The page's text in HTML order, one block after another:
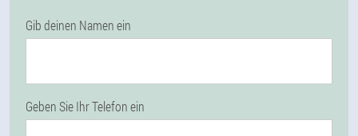
Gib deinen Namen ein
Geben Sie Ihr Telefon ein